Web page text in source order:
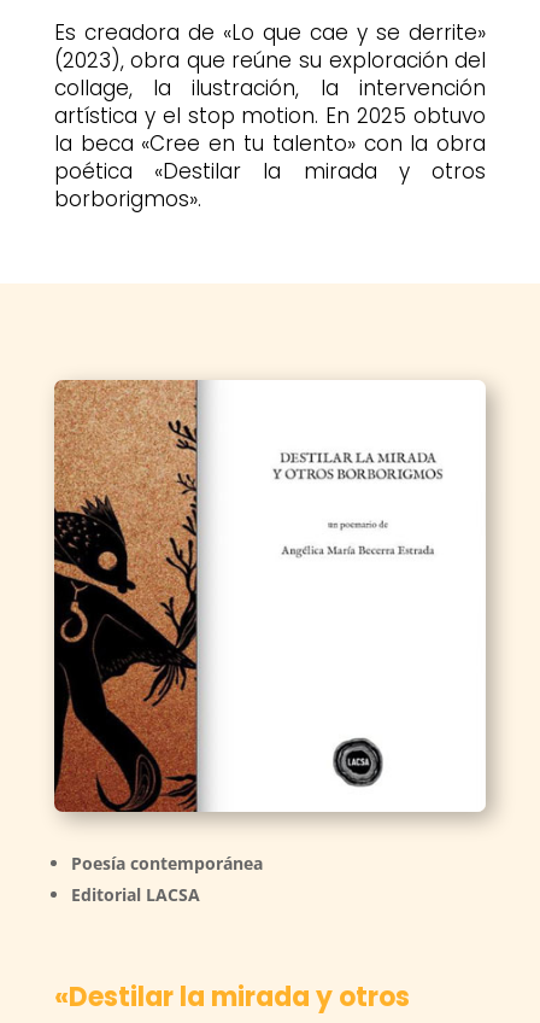
Es creadora de «Lo que cae y se derrite»
(2023), obra que reúne su exploración del
collage, la ilustración, la intervención
artística y el stop motion. En 2025 obtuvo
la beca «Cree en tu talento» con la obra
poética «Destilar la mirada y otros
borborigmos».
Poesía contemporánea
Editorial LACSA
«Destilar la mirada y otros